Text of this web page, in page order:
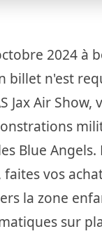
2024 à
billet n'est
Air Show,
Blue Angels.
vos
la zone
sur